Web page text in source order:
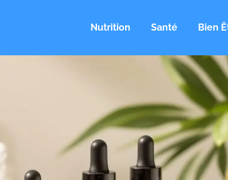
Nutrition Santé Bien